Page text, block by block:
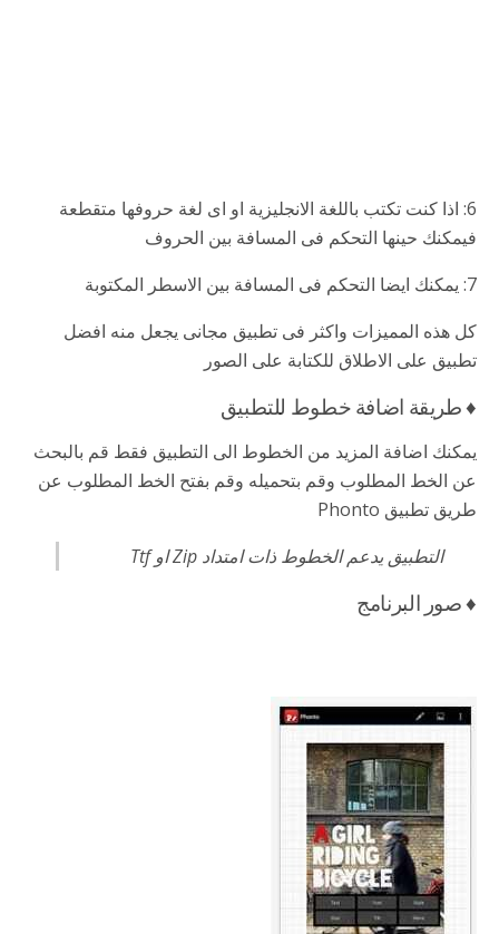
6: اذا كنت تكتب باللغة الانجليزية او اى لغة حروفها متقطعة
فيمكنك حينها التحكم فى المسافة بين الحروف
7: يمكنك ايضا التحكم فى المسافة بين الاسطر المكتوبة
كل هذه المميزات واكثر فى تطبيق مجانى يجعل منه افضل
تطبيق على الاطلاق للكتابة على الصور
♦ طريقة اضافة خطوط للتطبيق
يمكنك اضافة المزيد من الخطوط الى التطبيق فقط قم بالبحث
عن الخط المطلوب وقم بتحميله وقم بفتح الخط المطلوب عن
طريق تطبيق Phonto
التطبيق يدعم الخطوط ذات امتداد Zip او Ttf
♦ صور البرنامج